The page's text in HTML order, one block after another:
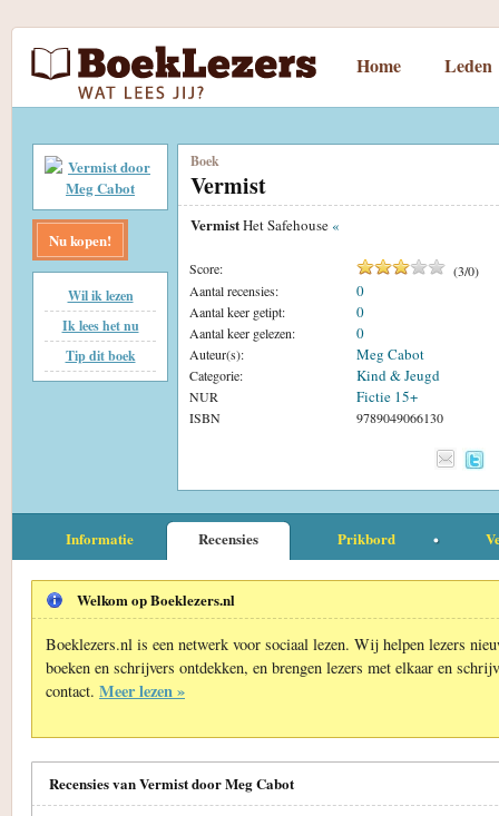
Home Leden
Nu kopen!
Wil ik lezen
Ik lees het nu
Tip dit boek
Boek
Vermist
VermistHet Safehouse «
Score: (3/0)
Aantal recensies:
0
Aantal keer getipt: 0
Aantal keer gelezen: 0
Auteur(s): Meg Cabot
Categorie: Kind & Jeugd
NUR Fictie 15+
ISBN 9789049066130
Informatie Recensies Prikbord
Welkom op Boeklezers.nl
Boeklezers.nl is een netwerk voor sociaal lezen. Wij helpen lezers
boeken en schrijvers ontdekken, en brengen lezers met elkaar en
contact. Meer lezen »
Recensies van Vermist door Meg Cabot